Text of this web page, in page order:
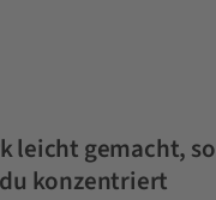
leicht gemacht, so
konzentriert